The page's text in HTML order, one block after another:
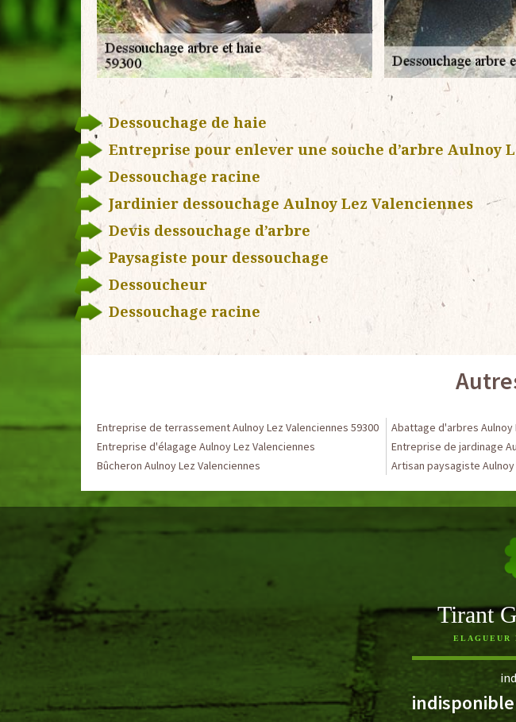
Dessouchage de haie
Entreprise pour enlever une souche d’arbre Aulnoy
Dessouchage racine
Jardinier dessouchage Aulnoy Lez Valenciennes
Devis dessouchage d’arbre
Paysagiste pour dessouchage
Dessoucheur
Dessouchage racine
Entreprise de terrassement Aulnoy Lez Valenciennes 59300
Entreprise d'élagage Aulnoy Lez Valenciennes
Bûcheron Aulnoy Lez Valenciennes
Abattage d'arbres Aulnoy
Entreprise de jardinage
Artisan paysagiste
Tirant
ELAGUEUR
indisponible